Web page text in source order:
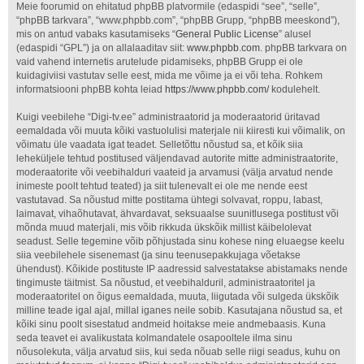
Meie foorumid on ehitatud phpBB platvormile (edaspidi “see”, “selle”,
“phpBB tarkvara”, “www.phpbb.com”, “phpBB Grupp, “phpBB meeskond”),
mis on antud vabaks kasutamiseks “General Public License” alusel
(edaspidi “GPL”) ja on allalaaditav siit: www.phpbb.com. phpBB tarkvara on
vaid vahend internetis arutelude pidamiseks, phpBB Grupp ei ole
kuidagiviisi vastutav selle eest, mida me võime ja ei või teha. Rohkem
informatsiooni phpBB kohta leiad https://www.phpbb.com/kodulehelt.
Kuigi veebilehe “Digi-tv.ee” administraatorid ja moderaatorid üritavad
eemaldada või muuta kõiki vastuolulisi materjale nii kiiresti kui võimalik, on
võimatu üle vaadata igat teadet. Selletõttu nõustud sa, et kõik siia
leheküljele tehtud postitused väljendavad autorite mitte administraatorite,
moderaatorite või veebihalduri vaateid ja arvamusi (välja arvatud nende
inimeste poolt tehtud teated) ja siit tulenevalt ei ole me nende eest
vastutavad. Sa nõustud mitte postitama ühtegi solvavat, roppu, labast,
laimavat, vihaõhutavat, ähvardavat, seksuaalse suunitlusega postitust või
mõnda muud materjali, mis võib rikkuda ükskõik millist käibelolevat
seadust. Selle tegemine võib põhjustada sinu kohese ning eluaegse keelu
siia veebilehele sisenemast (ja sinu teenusepakkujaga võetakse
ühendust). Kõikide postituste IP aadressid salvestatakse abistamaks nende
tingimuste täitmist. Sa nõustud, et veebihalduril, administraatoritel ja
moderaatoritel on õigus eemaldada, muuta, liigutada või sulgeda ükskõik
milline teade igal ajal, millal iganes neile sobib. Kasutajana nõustud sa, et
kõiki sinu poolt sisestatud andmeid hoitakse meie andmebaasis. Kuna
seda teavet ei avalikustata kolmandatele osapooltele ilma sinu
nõusolekuta, välja arvatud siis, kui seda nõuab selle riigi seadus, kuhu on